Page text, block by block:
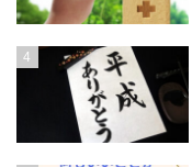
4